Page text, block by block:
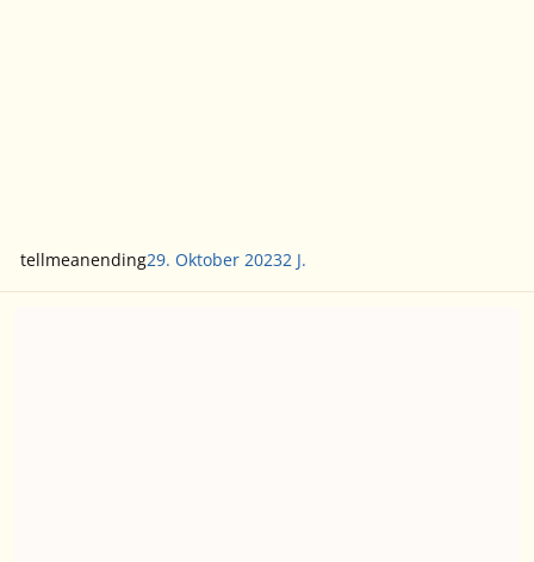
tellmeanending29. Oktober 20232 J.